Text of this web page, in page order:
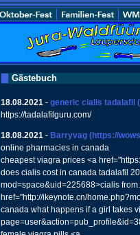
Gästebuch
18.08.2021- generic cialis tadalafil
https://tadalafilguru.com/
18.08.2021- Barryvag (https://
online pharmacies in canada
cheapest viagra prices <a
does cialis cost in canada tadalafil
mod=space&uid=225688>cialis
href="http://ikeynote.cn/
canada what happens if a girl takes